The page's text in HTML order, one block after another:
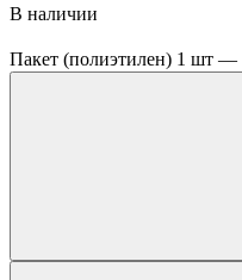
В наличии
Пакет (полиэтилен) 1 шт —